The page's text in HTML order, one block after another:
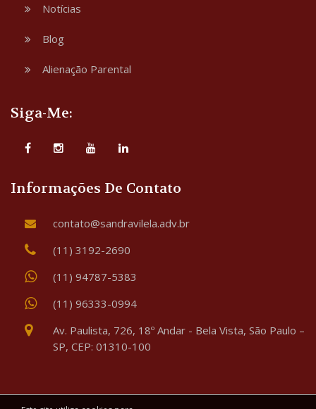
Notícias
Blog
Alienação Parental
Siga-Me:
Informações De Contato
contato@sandravilela.adv.br
(11) 3192-2690
(11) 94787-5383
(11) 96333-0994
Av. Paulista, 726, 18º Andar - Bela Vista, São Paulo –
SP, CEP: 01310-100